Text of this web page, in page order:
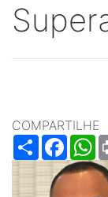
COMPARTILHE
Share